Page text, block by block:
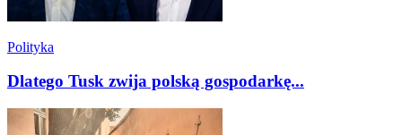
Polityka
Dlatego Tusk zwija polską gospodarkę...